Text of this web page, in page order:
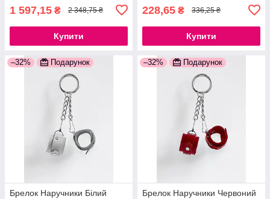
1 597,15 ₴ 2 348,75 ₴
Купити
228,65 ₴ 336,25 ₴
Купити
–32% Подарунок
Брелок Наручники Білий
–32% Подарунок
Брелок Наручники Червоний